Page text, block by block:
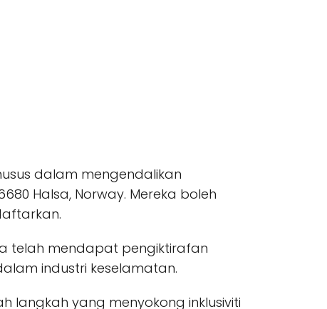
dalam mengendalikan
Halsa, Norway. Mereka boleh
telah mendapat pengiktirafan
industri keselamatan.
langkah yang menyokong inklusiviti